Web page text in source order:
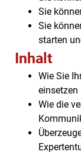
Sie
Sie
starten
Inhalt
Wie Sie
einsetzen
Wie die